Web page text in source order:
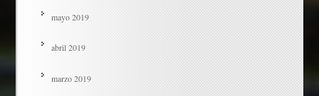
mayo 2019
abril 2019
marzo 2019